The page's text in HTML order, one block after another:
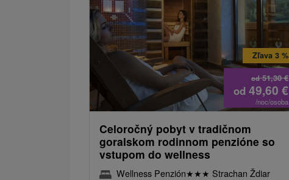
od51,30€
Zľava 3 %
od 49,60 €
/noc/osoba
Celoročný pobyt v tradičnom
goralskom rodinnom penzióne so
vstupom do wellness
Wellness Penzión★★★ Strachan Ždiar